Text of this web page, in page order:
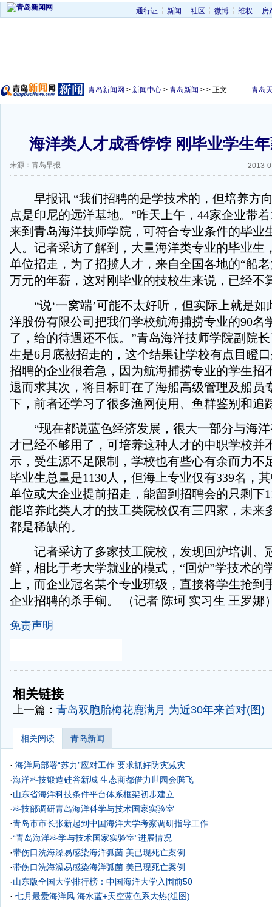
通行证 新闻 社区 微博 维权 房
青岛新闻网 > 新闻中心 > 青岛新闻 > > 正文 青岛
海洋类人才成香饽饽 刚毕业学生
来源：青岛早报 -- 2013-
早报讯 “我们招聘的是学技术的，但培养方
点是印尼的远洋基地。”昨天上午，44家企业带
来到青岛海洋技师学院，可符合专业条件的毕业
人。记者采访了解到，大量海洋类专业的毕业生
单位招走，为了招揽人才，来自全国各地的“船
万元的年薪，这对刚毕业的技校生来说，已经不
“说‘一窝端’可能不太好听，但实际上就是如
洋股份有限公司把我们学校航海捕捞专业的90名
了，给的待遇还不低。”青岛海洋技师学院副院
生是6月底被招走的，这个结果让学校有点目瞪
招聘的企业很着急，因为航海捕捞专业的学生招
退而求其次，将目标盯在了海船高级管理及船员
下，前者还学习了很多渔网使用、鱼群鉴别和追
“现在都说蓝色经济发展，很大一部分与海洋
才已经不够用了，可培养这种人才的中职学校并
示，受生源不足限制，学校也有些心有余而力不
毕业生总量是1130人，但海上专业仅有339名，
单位或大企业提前招走，能留到招聘会的只剩下
能培养此类人才的技工类院校仅有三四家，未来
都是稀缺的。
记者采访了多家技工院校，发现回炉培训、
鲜，相比于考大学就业的模式，“回炉”学技术的
上，而企业冠名某个专业班级，直接将学生抢到
企业招聘的杀手锏。 （记者 陈珂 实习生 王罗娜
免责声明
-
相关链接
上一篇： 青岛双胞胎梅花鹿满月 为近30年来首对(图)
相关阅读 青岛新闻
· 海洋局部署“苏力”应对工作 要求抓好防灾减灾
·海洋科技锻造硅谷新城 生态商都借力世园会腾飞
·山东省海洋科技条件平台体系框架初步建立
·科技部调研青岛海洋科学与技术国家实验室
·青岛市市长张新起到中国海洋大学考察调研指导工作
·“青岛海洋科学与技术国家实验室”进展情况
·带伤口洗海澡易感染海洋弧菌 美已现死亡案例
·带伤口洗海澡易感染海洋弧菌 美已现死亡案例
·山东版全国大学排行榜：中国海洋大学入围前50
· 七月最爱海洋风 海水蓝+天空蓝色系大热(组图)